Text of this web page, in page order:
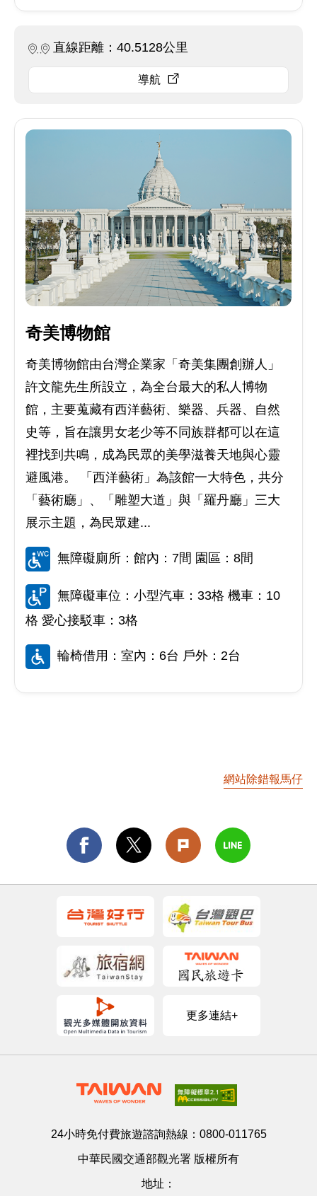
直線距離：40.5128公里
導航
奇美博物館
奇美博物館由台灣企業家「奇美集團創辦人」
許文龍先生所設立，為全台最大的私人博物
館，主要蒐藏有西洋藝術、樂器、兵器、自然
史等，旨在讓男女老少等不同族群都可以在這
裡找到共鳴，成為民眾的美學滋養天地與心靈
避風港。 「西洋藝術」為該館一大特色，共分
「藝術廳」、「雕塑大道」與「羅丹廳」三大
展示主題，為民眾建...
無障礙廁所：館內：7間 園區：8間
無障礙車位：小型汽車：33格 機車：10
格 愛心接駁車：3格
輪椅借用：室內：6台 戶外：2台
網站除錯報馬仔
更多連結+
24小時免付費旅遊諮詢熱線： 0800-011765
中華民國交通部觀光署 版權所有
地址：